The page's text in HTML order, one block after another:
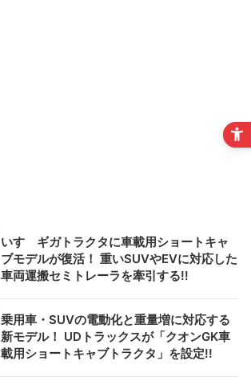
いすゞギガトラクタに車載用ショートキャ
ブモデルが復活！ 重いSUVやEVに対応した
車両運搬セミトレーラを牽引する!!
乗用車・SUVの電動化と重量増に対応する
新モデル！ UDトラックスが「クオンGK車
載用ショートキャブトラクタ」を設定!!